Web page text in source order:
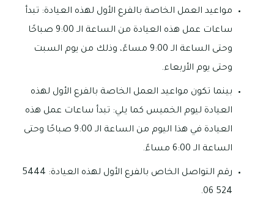
مواعيد العمل الخاصة بالفرع الأول لهذه العيادة: تبدأ
ساعات عمل هذه العيادة من الساعة الـ 9:00 صباحًا
وحتى الساعة الـ 9:00 مساءً، وذلك من يوم السبت
وحتى يوم الأربعاء.
بينما تكون مواعيد العمل الخاصة بالفرع الأول لهذه
العيادة ليوم الخميس كما يلي: تبدأ ساعات عمل هذه
العيادة في هذا اليوم من الساعة الـ 9:00 صباحًا وحتى
الساعة الـ 6:00 مساءً.
رقم التواصل الخاص بالفرع الأول لهذه العيادة: 5444
524 06.